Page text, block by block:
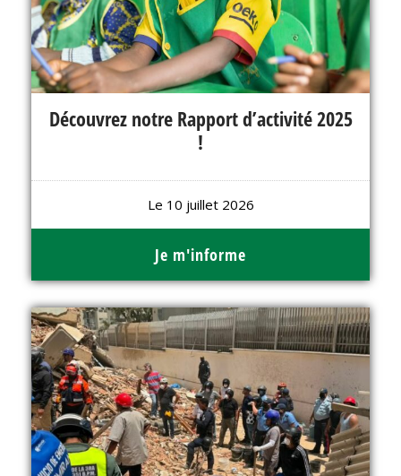
Découvrez notre Rapport d’activité 2025
!
Le 10 juillet 2026
Je m'informe